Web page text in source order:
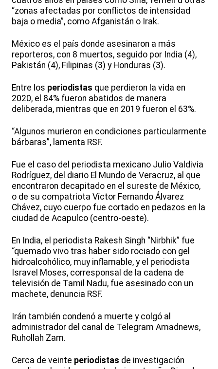
“zonas afectadas por conflictos de intensidad
baja o media”, como Afganistán o Irak.
México es el país donde asesinaron a más
reporteros, con 8 muertos, seguido por India (4),
Pakistán (4), Filipinas (3) y Honduras (3).
Entre los periodistas que perdieron la vida en
2020, el 84% fueron abatidos de manera
deliberada, mientras que en 2019 fueron el 63%.
“Algunos murieron en condiciones particularmente
bárbaras”, lamenta RSF.
Fue el caso del periodista mexicano Julio Valdivia
Rodríguez, del diario El Mundo de Veracruz, al que
encontraron decapitado en el sureste de México,
o de su compatriota Víctor Fernando Álvarez
Chávez, cuyo cuerpo fue cortado en pedazos en la
ciudad de Acapulco (centro-oeste).
En India, el periodista Rakesh Singh “Nirbhik” fue
“quemado vivo tras haber sido rociado con gel
hidroalcohólico, muy inflamable, y el periodista
Isravel Moses, corresponsal de la cadena de
televisión de Tamil Nadu, fue asesinado con un
machete, denuncia RSF.
Irán también condenó a muerte y colgó al
administrador del canal de Telegram Amadnews,
Ruhollah Zam.
Cerca de veinte periodistas de investigación